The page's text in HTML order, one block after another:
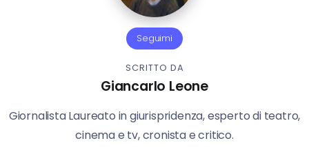
Seguimi
SCRITTO DA
Giancarlo Leone
Giornalista Laureato in giurispridenza, esperto di teatro,
cinema e tv, cronista e critico.